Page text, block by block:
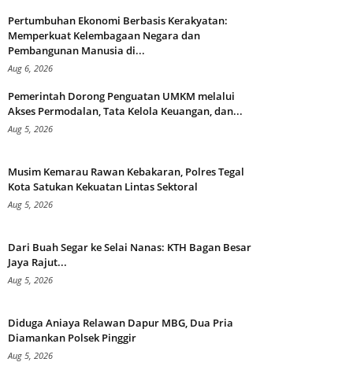
Pertumbuhan Ekonomi Berbasis Kerakyatan:
Memperkuat Kelembagaan Negara dan
Pembangunan Manusia di...
Aug 6, 2026
Pemerintah Dorong Penguatan UMKM melalui
Akses Permodalan, Tata Kelola Keuangan, dan...
Aug 5, 2026
Musim Kemarau Rawan Kebakaran, Polres Tegal
Kota Satukan Kekuatan Lintas Sektoral
Aug 5, 2026
Dari Buah Segar ke Selai Nanas: KTH Bagan Besar
Jaya Rajut...
Aug 5, 2026
Diduga Aniaya Relawan Dapur MBG, Dua Pria
Diamankan Polsek Pinggir
Aug 5, 2026